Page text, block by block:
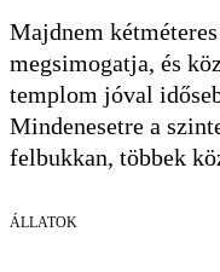
Majdnem
megsimogatja, és
templom jóval
Mindenesetre a
felbukkan, többek
ÁLLATOK